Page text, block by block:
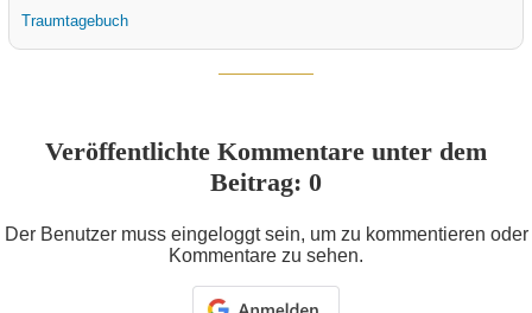
Traumtagebuch
Veröffentlichte Kommentare unter dem
Beitrag: 0
Der Benutzer muss eingeloggt sein, um zu kommentieren oder
Kommentare zu sehen.